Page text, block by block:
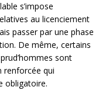
s’impose
au licenciement
passer par une phase
De même, certains
sont
renforcée qui
obligatoire.